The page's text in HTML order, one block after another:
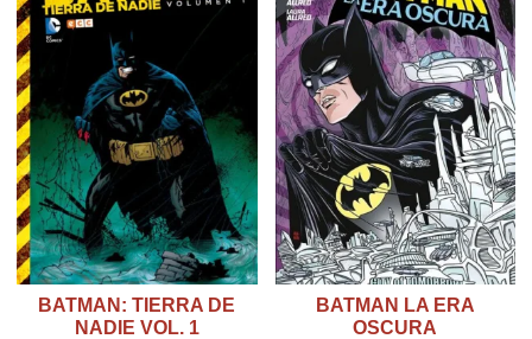
BATMAN: TIERRA DE
NADIE VOL. 1
BATMAN LA ERA
OSCURA